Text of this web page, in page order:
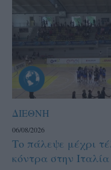
ΔΙΕΘΝΗ
06/08/2026
Το πάλεψε μέχρι
κόντρα στην Ιταλία